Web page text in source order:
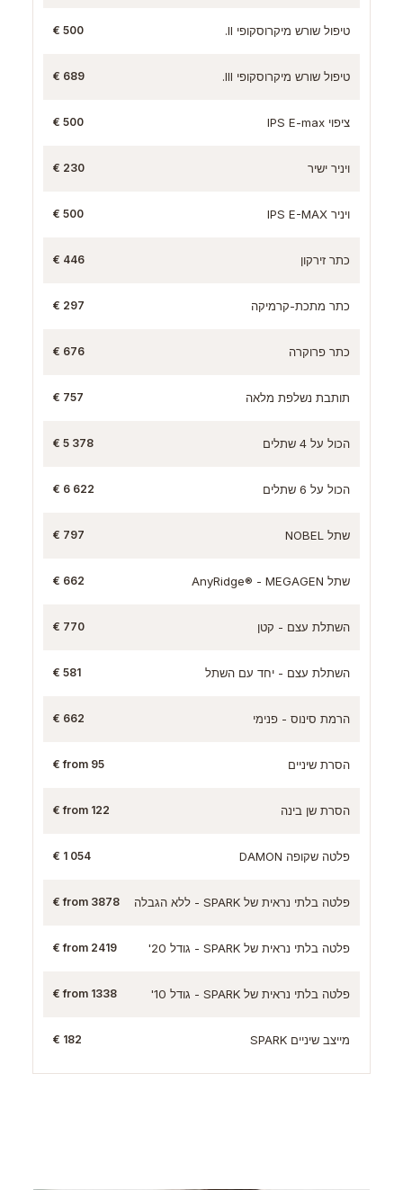
טיפול שורש מיקרוסקופי II. 500 €
טיפול שורש מיקרוסקופי III. 689 €
ציפוי IPS E-max 500 €
ויניר ישיר 230 €
ויניר IPS E-MAX 500 €
כתר זירקון 446 €
כתר מתכת-קרמיקה 297 €
כתר פרוקרה 676 €
תותבת נשלפת מלאה 757 €
הכול על 4 שתלים 5 378 €
הכול על 6 שתלים 6 622 €
שתל NOBEL 797 €
שתל AnyRidge® - MEGAGEN 662 €
השתלת עצם - קטן 770 €
השתלת עצם - יחד עם השתל 581 €
הרמת סינוס - פנימי 662 €
הסרת שיניים from 95 €
הסרת שן בינה from 122 €
פלטה שקופה DAMON 1 054 €
פלטה בלתי נראית של SPARK - ללא הגבלה from 3878 €
פלטה בלתי נראית של SPARK - גודל 20' from 2419 €
פלטה בלתי נראית של SPARK - גודל 10' from 1338 €
מייצב שיניים SPARK 182 €